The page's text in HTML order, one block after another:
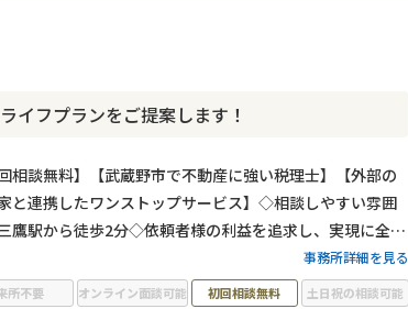
イフプランをご提案します！
回相談無料】【武蔵野市で不動産に強い税理士】【外部の
と連携したワンストップサービス】◇相談しやすい雰囲
鷹駅から徒歩2分◇依頼者様の利益を追求し、実現に全力
事務所詳細を見る
所不要 オンライン面談可能 初回相談無料
土日祝の相談可能